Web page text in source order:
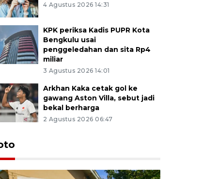
4 Agustus 2026 14:31
KPK periksa Kadis PUPR Kota
Bengkulu usai
penggeledahan dan sita Rp4
miliar
3 Agustus 2026 14:01
Arkhan Kaka cetak gol ke
gawang Aston Villa, sebut jadi
bekal berharga
2 Agustus 2026 06:47